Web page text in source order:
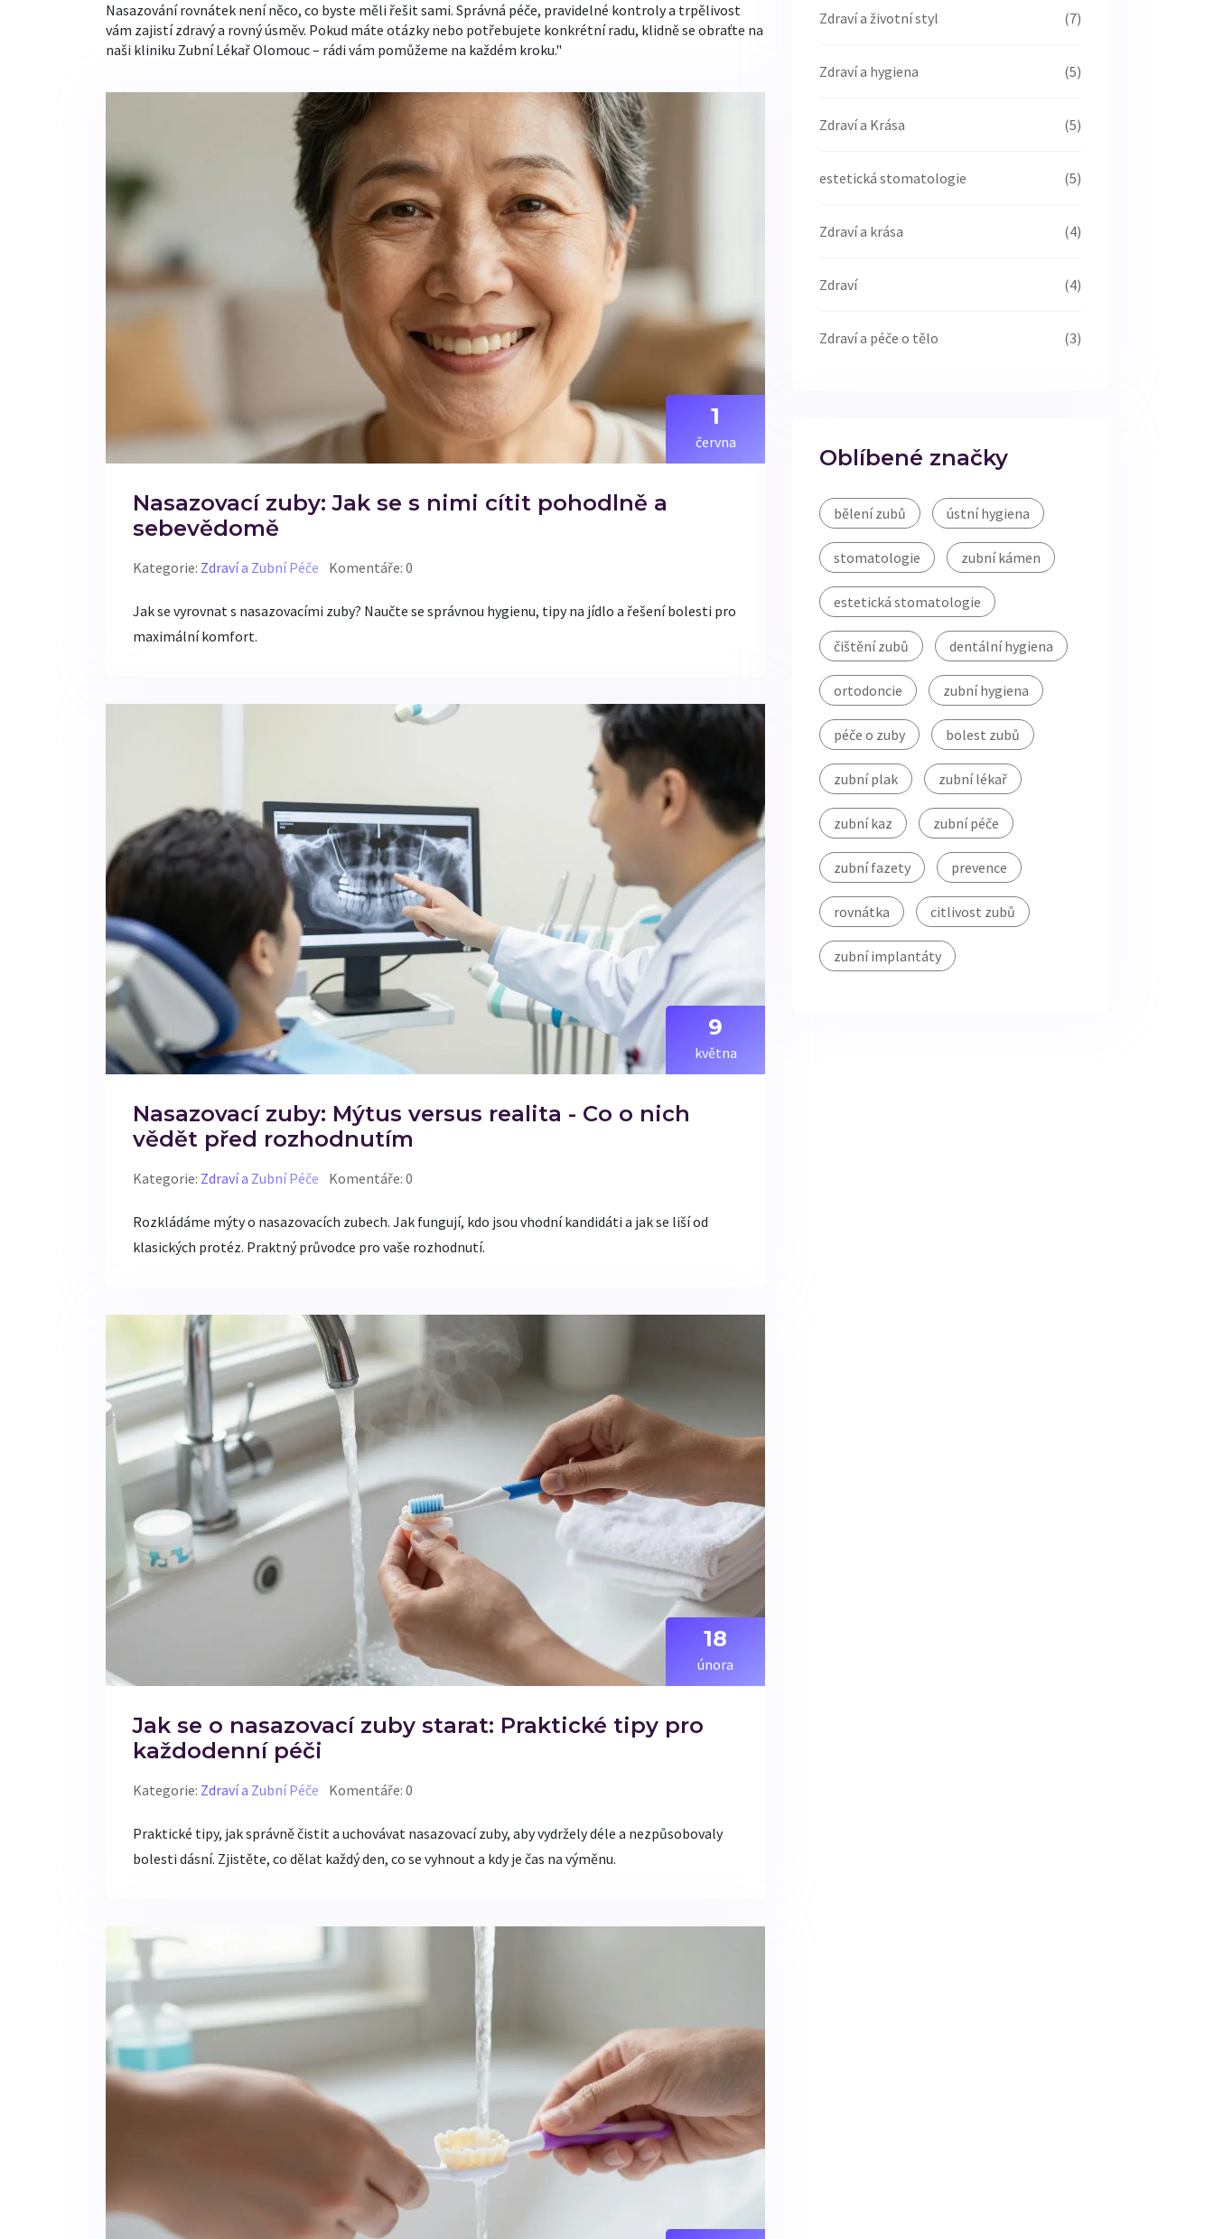
Nasazování rovnátek není něco, co byste měli řešit sami. Správná péče, pravidelné kontroly a trpělivost
vám zajistí zdravý a rovný úsměv. Pokud máte otázky nebo potřebujete konkrétní radu, klidně se obraťte na
naši kliniku Zubní Lékař Olomouc – rádi vám pomůžeme na každém kroku."
1
června
Nasazovací zuby: Jak se s nimi cítit pohodlně a
sebevědomě
Kategorie: Zdraví a Zubní Péče Komentáře: 0
Jak se vyrovnat s nasazovacími zuby? Naučte se správnou hygienu, tipy na jídlo a řešení bolesti pro
maximální komfort.
9
května
Nasazovací zuby: Mýtus versus realita - Co o nich
vědět před rozhodnutím
Kategorie: Zdraví a Zubní Péče Komentáře: 0
Rozkládáme mýty o nasazovacích zubech. Jak fungují, kdo jsou vhodní kandidáti a jak se liší od
klasických protéz. Praktný průvodce pro vaše rozhodnutí.
18
února
Jak se o nasazovací zuby starat: Praktické tipy pro
každodenní péči
Kategorie: Zdraví a Zubní Péče Komentáře: 0
Praktické tipy, jak správně čistit a uchovávat nasazovací zuby, aby vydržely déle a nezpůsobovaly
bolesti dásní. Zjistěte, co dělat každý den, co se vyhnout a kdy je čas na výměnu.
Zdraví a životní styl (7)
Zdraví a hygiena (5)
Zdraví a Krása (5)
estetická stomatologie (5)
Zdraví a krása (4)
Zdraví (4)
Zdraví a péče o tělo (3)
Oblíbené značky
bělení zubů ústní hygiena
stomatologie zubní kámen
estetická stomatologie
čištění zubů dentální hygiena
ortodoncie zubní hygiena
péče o zuby bolest zubů
zubní plak zubní lékař
zubní kaz zubní péče
zubní fazety prevence
rovnátka citlivost zubů
zubní implantáty